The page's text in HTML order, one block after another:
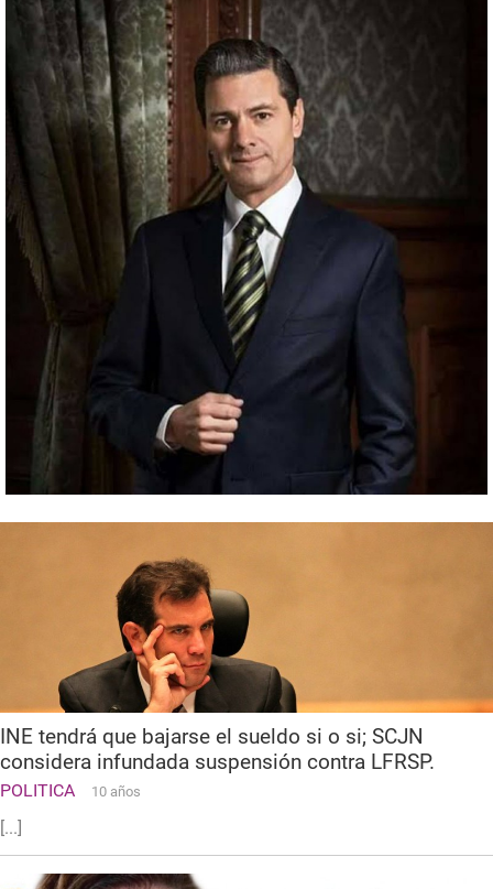
INE tendrá que bajarse el sueldo si o si; SCJN
considera infundada suspensión contra LFRSP.
POLITICA 10 años
[...]